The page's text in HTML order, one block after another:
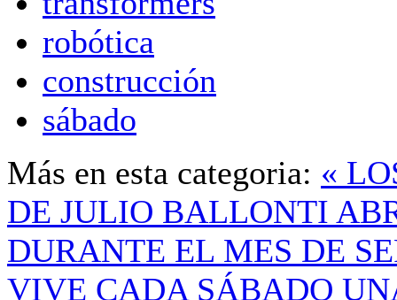
robótica
construcción
sábado
Más en esta categoria: «
DE JULIO BALLONTI
DURANTE EL MES DE
VIVE CADA SÁBADO